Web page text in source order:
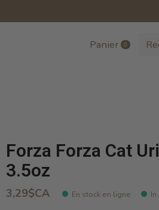
Panier 0items
Forza Forza Cat
3.5oz
3,29$CA En stock en ligne In